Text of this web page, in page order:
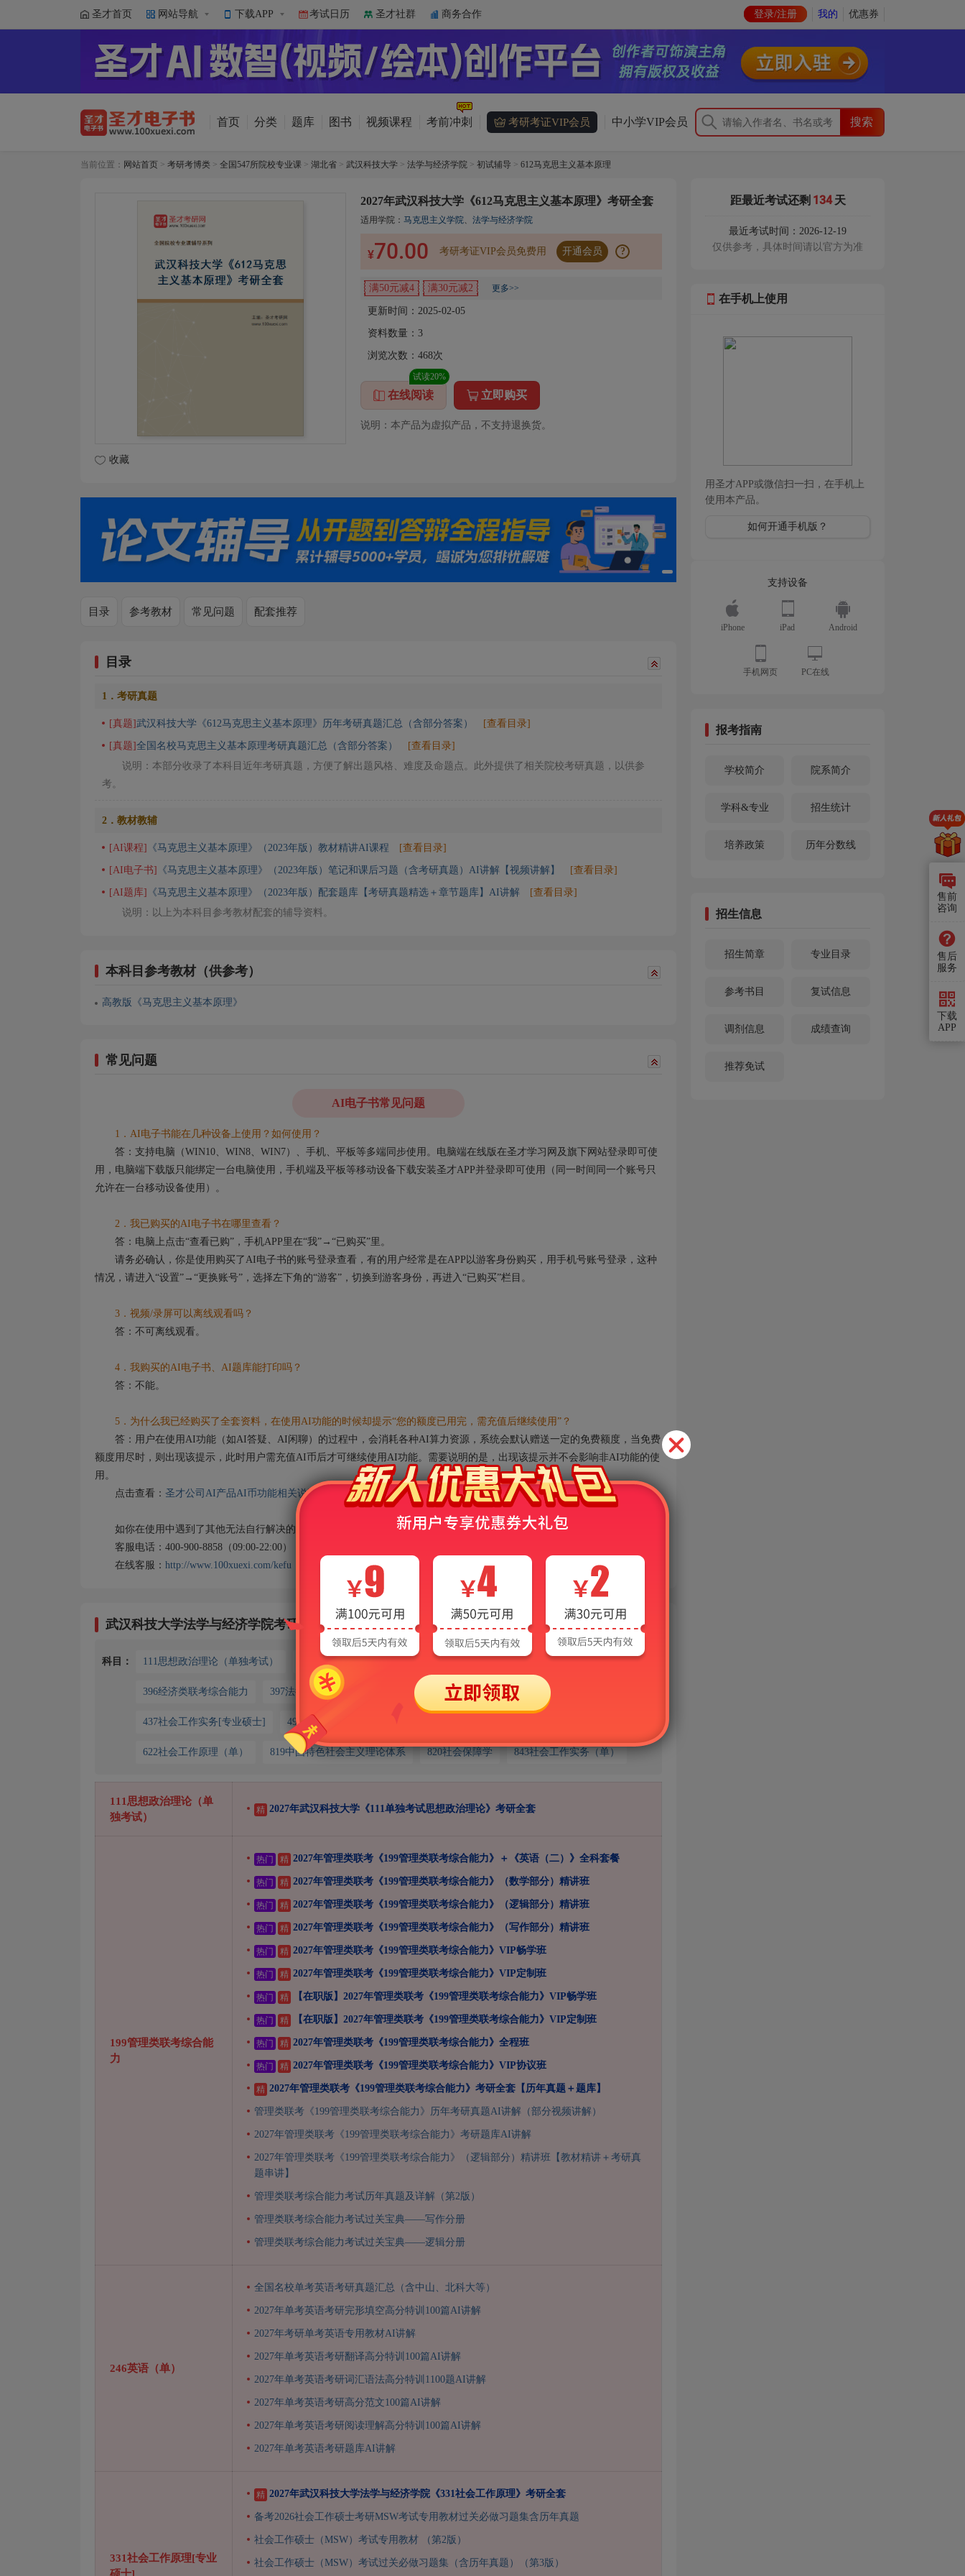
圣才首页 网站导航 下载APP 考试日历 圣才社群 商务合作 登录/注册 我的 优惠券
首页 分类 题库 图书 视频课程 考前冲刺 考研考证VIP会员 中小学VIP会员
当前位置： 网站首页 > 考研考博类 > 全国547所院校专业课 > 湖北省 > 武汉科技大学 > 法学与经济学院 > 初试辅导 > 612马克思主义基本原理
收藏
2027年武汉科技大学《612马克思主义基本原理》考研全套
适用学院： 马克思主义学院、 法学与经济学院
¥70.00 考研考证VIP会员免费用 开通会员 ?
满50元减4 满30元减2 更多>>
更新时间：2025-02-05
资料数量： 3
浏览次数： 468次
在线阅读
试读20%
立即购买
说明：本产品为虚拟产品，不支持退换货。
目录 参考教材 常见问题 配套推荐
目录
1．考研真题
[真题]武汉科技大学《612马克思主义基本原理》历年考研真题汇总（含部分答案） [查看目录]
[真题]全国名校马克思主义基本原理考研真题汇总（含部分答案）
[查看目录]
说明：本部分收录了本科目近年考研真题，方便了解出题风格、难度及命题点。此外提供了相关院校考研真题，以供参
考。
2．教材教辅
[AI课程] 《马克思主义基本原理》（2023年版）教材精讲AI课程 [查看目录]
[AI电子书] 《马克思主义基本原理》（2023年版）笔记和课后习题（含考研真题）AI讲解【视频讲解】 [查看目录]
[AI题库] 《马克思主义基本原理》（2023年版）配套题库【考研真题精选＋章节题库】AI讲解
[查看目录]
说明：以上为本科目参考教材配套的辅导资料。
本科目参考教材（供参考）
高教版《马克思主义基本原理》
常见问题
AI电子书常见问题
1．AI电子书能在几种设备上使用？如何使用？
答：支持电脑（WIN10、WIN8、WIN7）、手机、平板等多端同步使用。电脑端在线版在圣才学习网及旗下网站登录即可使
用，电脑端下载版只能绑定一台电脑使用，手机端及平板等移动设备下载安装圣才APP并登录即可使用（同一时间同一个账号只
允许在一台移动设备使用）。
2．我已购买的AI电子书在哪里查看？
答：电脑上点击“查看已购”，手机APP里在“我”→“已购买”里。
请务必确认，你是使用购买了AI电子书的账号登录查看，有的用户经常是在APP以游客身份购买，用手机号账号登录，这种
情况，请进入“设置”→“更换账号”，选择左下角的“游客”，切换到游客身份，再进入“已购买”栏目。
3．视频/录屏可以离线观看吗？
答：不可离线观看。
4．我购买的AI电子书、AI题库能打印吗？
答：不能。
5．为什么我已经购买了全套资料，在使用AI功能的时候却提示“您的额度已用完，需充值后继续使用”？
答：用户在使用AI功能（如AI答疑、AI闲聊）的过程中，会消耗各种AI算力资源，系统会默认赠送一定的免费额度，当免费
额度用尽时，则出现该提示，此时用户需充值AI币后才可继续使用AI功能。需要说明的是，出现该提示并不会影响非AI功能的使
用。
点击查看： 圣才公司AI产品AI币功能相关说明
如你在使用中遇到了其他无法自行解决的问题，请联系客服：
客服电话：400-900-8858（09:00-22:00）
在线客服： http://www.100xuexi.com/kefu
武汉科技大学法学与经济学院考研专业课
科目： 111思想政治理论（单独考试） 199管理类联考综合能力 246英语（单） 331社会工作原理[专业硕士]
396经济类联考综合能力 397法律硕士专业基础（法学） 434国际商务专业基础[专业硕士]
437社会工作实务[专业硕士] 497法律硕士综合（法学）
622社会工作原理（单） 819中国特色社会主义理论体系 820社会保障学 843社会工作实务（单）
111思想政治理论（单
独考试）
精 2027年武汉科技大学《111单独考试思想政治理论》考研全套
199管理类联考综合能
力
热门 精 2027年管理类联考《199管理类联考综合能力》＋《英语（二）》全科套餐
热门 精 2027年管理类联考《199管理类联考综合能力》（数学部分）精讲班
热门 精 2027年管理类联考《199管理类联考综合能力》（逻辑部分）精讲班
热门 精 2027年管理类联考《199管理类联考综合能力》（写作部分）精讲班
热门 精 2027年管理类联考《199管理类联考综合能力》VIP畅学班
热门 精 2027年管理类联考《199管理类联考综合能力》VIP定制班
热门 精 【在职版】2027年管理类联考《199管理类联考综合能力》VIP畅学班
热门 精 【在职版】2027年管理类联考《199管理类联考综合能力》VIP定制班
热门 精 2027年管理类联考《199管理类联考综合能力》全程班
热门 精 2027年管理类联考《199管理类联考综合能力》VIP协议班
精 2027年管理类联考《199管理类联考综合能力》考研全套【历年真题＋题库】
管理类联考《199管理类联考综合能力》历年考研真题AI讲解（部分视频讲解）
2027年管理类联考《199管理类联考综合能力》考研题库AI讲解
2027年管理类联考《199管理类联考综合能力》（逻辑部分）精讲班【教材精讲＋考研真
题串讲】
管理类联考综合能力考试历年真题及详解（第2版）
管理类联考综合能力考试过关宝典——写作分册
管理类联考综合能力考试过关宝典——逻辑分册
246英语（单）
全国名校单考英语考研真题汇总（含中山、北科大等）
2027年单考英语考研完形填空高分特训100篇AI讲解
2027年考研单考英语专用教材AI讲解
2027年单考英语考研翻译高分特训100篇AI讲解
2027年单考英语考研词汇语法高分特训1100题AI讲解
2027年单考英语考研高分范文100篇AI讲解
2027年单考英语考研阅读理解高分特训100篇AI讲解
2027年单考英语考研题库AI讲解
331社会工作原理[专业
精 2027年武汉科技大学法学与经济学院《331社会工作原理》考研全套
备考2026社会工作硕士考研MSW考试专用教材过关必做习题集含历年真题
社会工作硕士（MSW）考试专用教材 （第2版）
社会工作硕士（MSW）考试过关必做习题集（含历年真题）（第3版）
距最近考试还剩 134 天
最近考试时间：2026-12-19
仅供参考，具体时间请以官方为准
在手机上使用
用圣才APP或微信扫一扫，在手机上
使用本产品。
如何开通手机版？
支持设备
iPhone iPad Android
手机网页 PC在线
报考指南
学校简介 院系简介
学科&专业 招生统计
培养政策 历年分数线
招生信息
招生简章 专业目录
参考书目 复试信息
调剂信息 成绩查询
推荐免试
售前
咨询
售后
服务
下载
APP